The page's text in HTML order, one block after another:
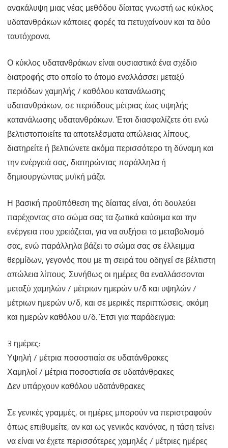
ανακάλυψη μιας νέας μεθόδου δίαιτας γνωστή ως κύκλος
υδατανθράκων κάποιες φορές τα πετυχαίνουν και τα δύο
ταυτόχρονα.
Ο κύκλος υδατανθράκων είναι ουσιαστικά ένα σχέδιο
διατροφής στο οποίο το άτομο εναλλάσσει μεταξύ
περιόδων χαμηλής / καθόλου κατανάλωσης
υδατανθράκων, σε περιόδους μέτριας έως υψηλής
κατανάλωσης υδατανθράκων. Έτσι διασφαλίζετε ότι ενώ
βελτιστοποιείτε τα αποτελέσματα απώλειας λίπους,
διατηρείτε ή βελτιώνετε ακόμα περισσότερο τη δύναμη και
την ενέργειά σας, διατηρώντας παράλληλα ή
δημιουργώντας μυϊκή μάζα.
Η βασική προϋπόθεση της δίαιτας είναι, ότι δουλεύει
παρέχοντας στο σώμα σας τα ζωτικά καύσιμα και την
ενέργεια που χρειάζεται, για να αυξήσει το μεταβολισμό
σας, ενώ παράλληλα βάζει το σώμα σας σε έλλειμμα
θερμίδων, γεγονός που με τη σειρά του οδηγεί σε βέλτιστη
απώλεια λίπους. Συνήθως οι ημέρες θα εναλλάσσονται
μεταξύ χαμηλών / μέτριων ημερών υ/δ και υψηλών /
μέτριων ημερών υ/δ, και σε μερικές περιπτώσεις, ακόμη
και ημερών καθόλου υ/δ. Έτσι για παράδειγμα:
3 ημέρες:
Υψηλή / μέτρια ποσοστιαία σε υδατάνθρακες
Χαμηλοί / μέτρια ποσοστιαία σε υδατάνθρακες
Δεν υπάρχουν καθόλου υδατάνθρακες
Σε γενικές γραμμές, οι ημέρες μπορούν να περιστραφούν
όπως επιθυμείτε, αν και ως γενικός κανόνας, η τάση τείνει
να είναι να έχετε περισσότερες χαμηλές / μέτριες ημέρες